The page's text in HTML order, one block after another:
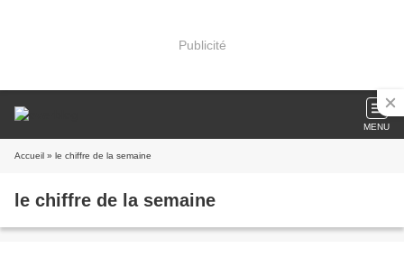
Publicité
MENU
Accueil » le chiffre de la semaine
le chiffre de la semaine